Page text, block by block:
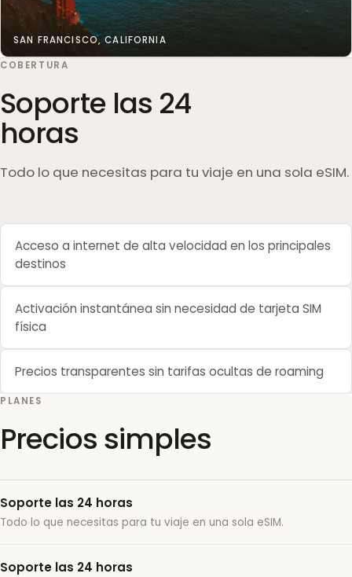
SAN FRANCISCO, CALIFORNIA
COBERTURA
Soporte las 24
horas
Todo lo que necesitas para tu viaje en una sola eSIM.
Acceso a internet de alta velocidad en los principales
destinos
Activación instantánea sin necesidad de tarjeta SIM
física
Precios transparentes sin tarifas ocultas de roaming
PLANES
Precios simples
Soporte las 24 horas
Todo lo que necesitas para tu viaje en una sola eSIM.
Soporte las 24 horas